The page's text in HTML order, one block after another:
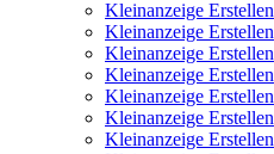
Kleinanzeige Erstellen
Kleinanzeige Erstellen
Kleinanzeige Erstellen
Kleinanzeige Erstellen
Kleinanzeige Erstellen
Kleinanzeige Erstellen
Kleinanzeige Erstellen